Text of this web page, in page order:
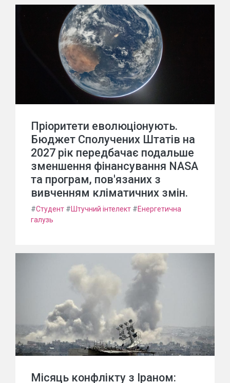
Пріоритети еволюціонують.
Бюджет Сполучених Штатів на
2027 рік передбачає подальше
зменшення фінансування NASA
та програм, пов'язаних з
вивченням кліматичних змін.
#Студент #Штучний інтелект #Енергетична
галузь
Місяць конфлікту з Іраном: